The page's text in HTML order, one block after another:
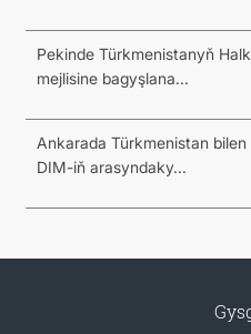
Pekinde Türkmenistanyň
mejlisine bagyşlana...
Ankarada Türkmenistan
DIM-iň arasyndaky...